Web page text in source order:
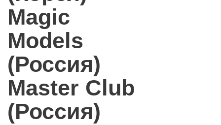
Magic
Models
(Россия)
Master Club
(Россия)